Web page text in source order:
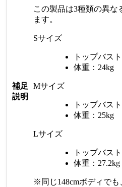
補足
説明
この製品は3種類の異な
ます。
Sサイズ
トップバス
体重：24kg
Mサイズ
トップバス
体重：25kg
Lサイズ
トップバス
体重：27.2kg
※同じ148cmボディで